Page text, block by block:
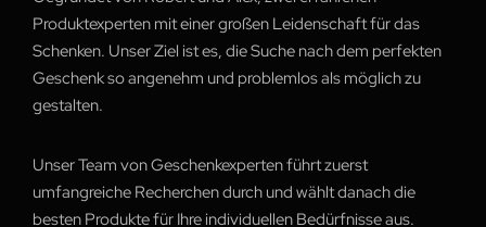
Produktexperten mit einer großen Leidenschaft für das
Schenken. Unser Ziel ist es, die Suche nach dem perfekten
Geschenk so angenehm und problemlos als möglich zu
gestalten.
Unser Team von Geschenkexperten führt zuerst
umfangreiche Recherchen durch und wählt danach die
besten Produkte für Ihre individuellen Bedürfnisse aus.